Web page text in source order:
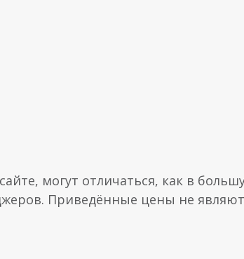
могут отличаться, как в
Приведённые цены не